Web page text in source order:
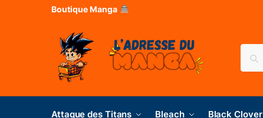
Boutique Manga
Attaque des Titans Bleach Black Clover